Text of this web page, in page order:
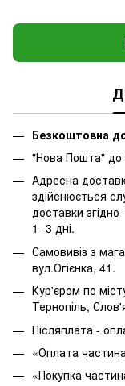
Безкоштовна
"Нова Пошта" до
Адресна
здійснюється
доставки згідно -
1- 3 дні.
Самовивіз з
вул.Огієнка, 41.
Кур'єром по
Тернопіль,
Післяплата -
«Оплата
«Покупка